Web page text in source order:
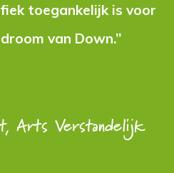
toegankelijk is voor
van Down.”
Arts Verstandelijk